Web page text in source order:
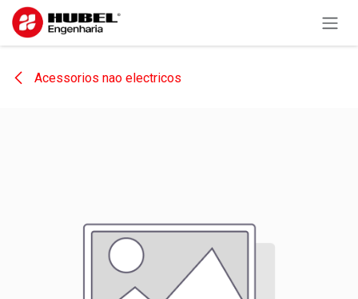
Pular para o conteúdo
Acessorios nao electricos